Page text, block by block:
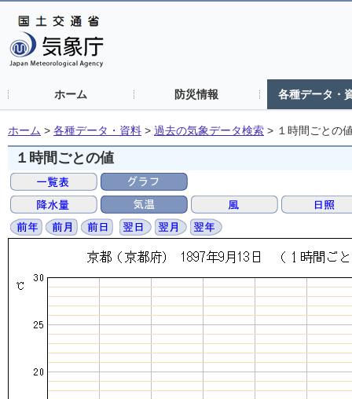
ホーム 防災情報 各種データ・
ホーム > 各種データ・資料 > 過去の気象データ検索 > １時間ごとの
１時間ごとの値